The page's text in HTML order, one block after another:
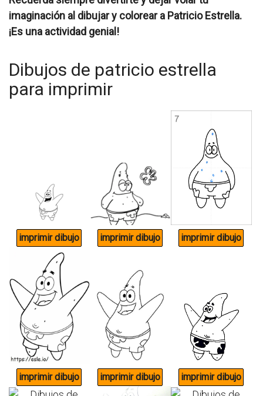
imaginación al dibujar y colorear a Patricio Estrella.
¡Es una actividad genial!
Dibujos de patricio estrella
para imprimir